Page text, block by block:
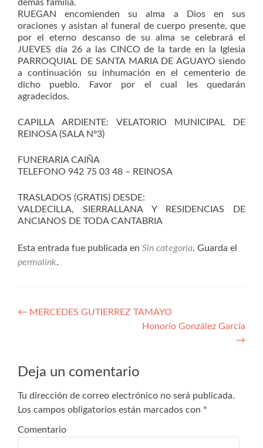
demás familia.
RUEGAN encomienden su alma a Dios en sus
oraciones y asistan al funeral de cuerpo presente, que
por el eterno descanso de su alma se celebrará el
JUEVES día 26 a las CINCO de la tarde en la Iglesia
PARROQUIAL DE SANTA MARIA DE AGUAYO siendo
a continuación su inhumación en el cementerio de
dicho pueblo. Favor por el cual les quedarán
agradecidos.
CAPILLA ARDIENTE: VELATORIO MUNICIPAL DE
REINOSA (SALA Nº3)
FUNERARIA CAIÑA
TELEFONO 942 75 03 48 – REINOSA
TRASLADOS (GRATIS) DESDE:
VALDECILLA, SIERRALLANA Y RESIDENCIAS DE
ANCIANOS DE TODA CANTABRIA
Esta entrada fue publicada en Sin categoría. Guarda el
permalink.
Navegación
← MERCEDES GUTIERREZ TAMAYO
Honorio González García
→
Deja un comentario
Tu dirección de correo electrónico no será publicada.
Los campos obligatorios están marcados con *
Comentario